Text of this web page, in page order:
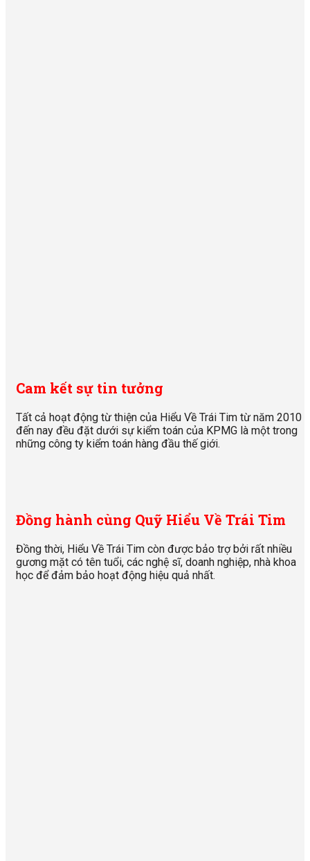
Cam kết sự tin tưởng
Tất cả hoạt động từ thiện của Hiểu Về Trái Tim từ năm 2010
đến nay đều đặt dưới sự kiểm toán của KPMG là một trong
những công ty kiểm toán hàng đầu thế giới.
Đồng hành cùng Quỹ Hiểu Về Trái Tim
Đồng thời, Hiểu Về Trái Tim còn được bảo trợ bởi rất nhiều
gương mặt có tên tuổi, các nghệ sĩ, doanh nghiệp, nhà khoa
học để đảm bảo hoạt động hiệu quả nhất.